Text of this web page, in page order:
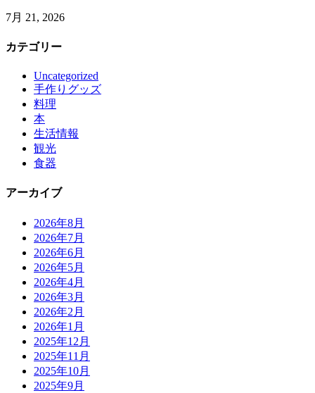
7月 21, 2026
カテゴリー
Uncategorized
手作りグッズ
料理
本
生活情報
観光
食器
アーカイブ
2026年8月
2026年7月
2026年6月
2026年5月
2026年4月
2026年3月
2026年2月
2026年1月
2025年12月
2025年11月
2025年10月
2025年9月